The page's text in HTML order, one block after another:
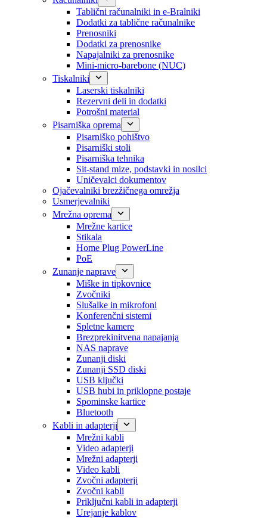
Tablični računalniki in e-Bralniki
Dodatki za tablične računalnike
Prenosniki
Dodatki za prenosnike
Napajalniki za prenosnike
Mini-micro-barebone (NUC)
Tiskalniki
Laserski tiskalniki
Rezervni deli in dodatki
Potrošni material
Pisarniška oprema
Pisarniško pohištvo
Pisarniški stoli
Pisarniška tehnika
Sit-stand mize, podstavki in nosilci
Uničevalci dokumentov
Ojačevalniki brezžičnega omrežja
Usmerjevalniki
Mrežna oprema
Mrežne kartice
Stikala
Home Plug PowerLine
PoE
Zunanje naprave
Miške in tipkovnice
Zvočniki
Slušalke in mikrofoni
Konferenčni sistemi
Spletne kamere
Brezprekinitvena napajanja
NAS naprave
Zunanji diski
Zunanji SSD diski
USB ključki
USB hubi in priklopne postaje
Spominske kartice
Bluetooth
Kabli in adapterji
Mrežni kabli
Video adapterji
Mrežni adapterji
Video kabli
Zvočni adapterji
Zvočni kabli
Priključni kabli in adapterji
Urejanje kablov